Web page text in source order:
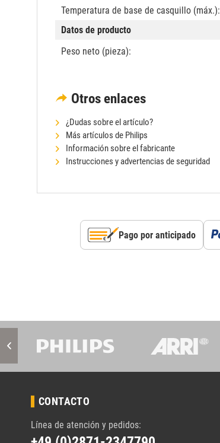
Temperatura de base de casquillo (máx.):
Datos de producto
Peso neto (pieza):
Otros enlaces
¿Dudas sobre el artículo?
Más artículos de Philips
Información sobre el fabricante
Instrucciones y advertencias de seguridad
Pago por anticipado
CONTACTO
Línea de atención y pedidos: